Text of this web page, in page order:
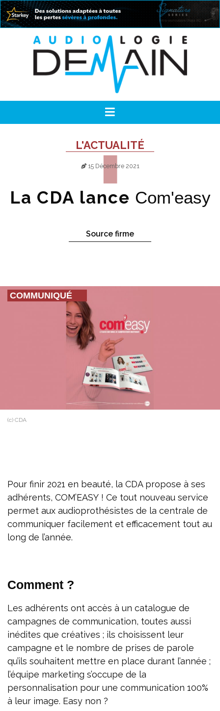
L'ACTUALITÉ
15 Décembre 2021
La CDA lance Com'easy
Source firme
COMMUNIQUÉ
(c) CDA
Pour finir 2021 en beauté, la CDA propose à ses
adhérents, COM’EASY ! Ce tout nouveau service
permet aux audioprothésistes de la centrale de
communiquer facilement et efficacement tout au
long de l’année.
Comment ?
Les adhérents ont accès à un catalogue de
campagnes de communication, toutes aussi
inédites que créatives ; ils choisissent leur
campagne et le nombre de prises de parole
qu’ils souhaitent mettre en place durant l’année ;
l’équipe marketing s’occupe de la
personnalisation pour une communication 100%
à leur image. Easy non ?